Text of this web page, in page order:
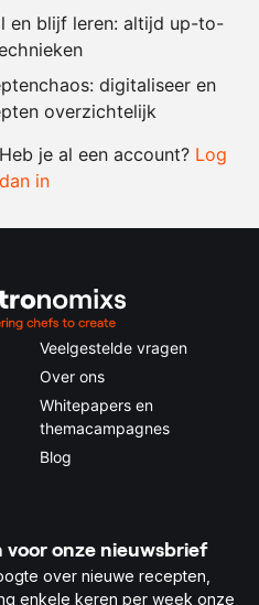
+
en blijf leren: altijd up-to-
digitaliseer en
overzichtelijk
Heb je al een account? Log
dan in
Veelgestelde vragen
Over ons
Whitepapers en
themacampagnes
Blog
voor onze nieuwsbrief
over nieuwe recepten,
enkele keren per week onze